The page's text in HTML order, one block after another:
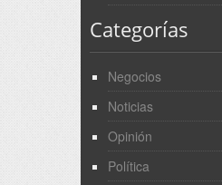
Categorías
Negocios
Noticias
Opinión
Política